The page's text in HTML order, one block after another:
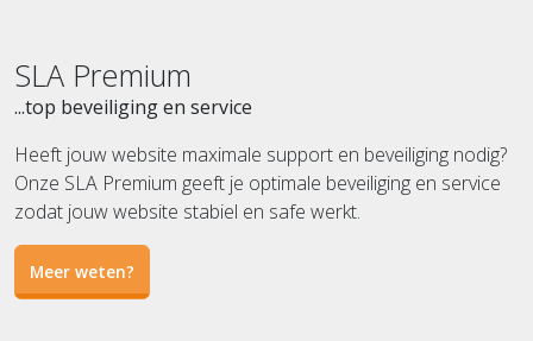
SLA Premium
...top beveiliging en service
Heeft jouw website maximale support en beveiliging nodig?
Onze SLA Premium geeft je optimale beveiliging en service
zodat jouw website stabiel en safe werkt.
Meer weten?